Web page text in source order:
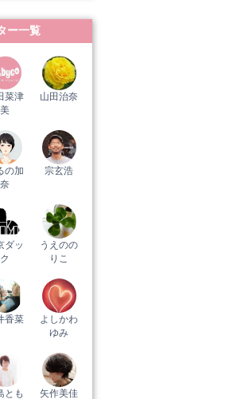
ー一覧
菜津
美
山田治奈
の加
奈
宗玄浩
ダッ
ク
うえのの
りこ
香菜
よしかわ
ゆみ
とも
矢作美佳